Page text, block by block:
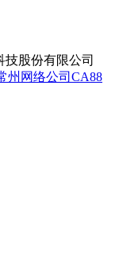
技股份有限公司
州网络公司CA88